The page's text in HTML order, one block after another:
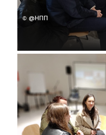
© @НПП